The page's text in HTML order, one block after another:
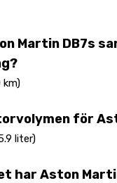
Martin DB7s
km)
för
liter)
har Aston